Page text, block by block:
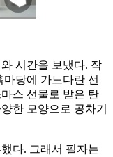
시간을 보냈다. 작
당에 가느다란 선
스 선물로 받은 탄
한 모양으로 공차기
다. 그래서 필자는